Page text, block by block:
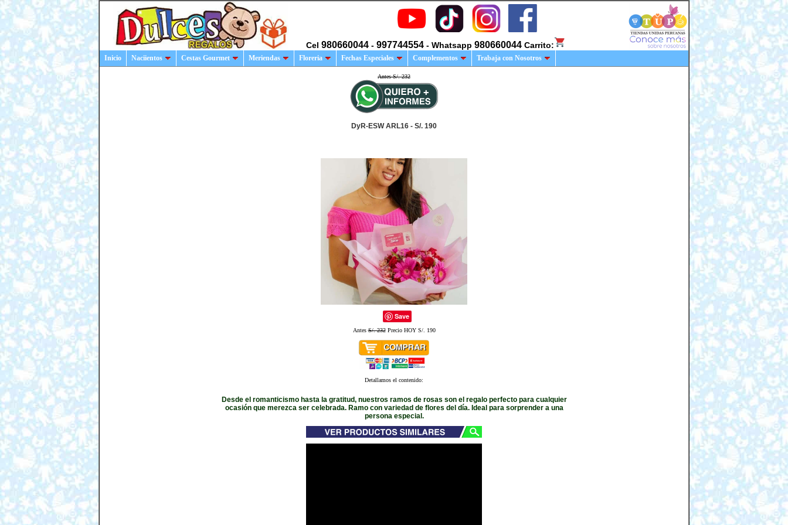
Cel 980660044 - 997744554 - Whatsapp 980660044 Carrito:
Inicio Naciientos Cestas Gourmet Meriendas Floreria Fechas Especiales Complementos Trabaja con Nosotros
Antes S/. 232
DyR-ESW ARL16 - S/. 190
Save
AntesS/. 232Precio HOY S/. 190
Detallamos el contenido:
Desde el romanticismo hasta la gratitud, nuestros ramos de rosas son el regalo perfecto para cualquier
ocasión que merezca ser celebrada. Ramo con variedad de flores del día. Ideal para sorprender a una
persona especial.